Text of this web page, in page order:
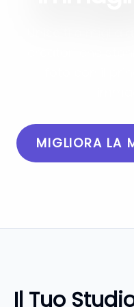
creatori che
MIGLIORA LA
Il Tuo